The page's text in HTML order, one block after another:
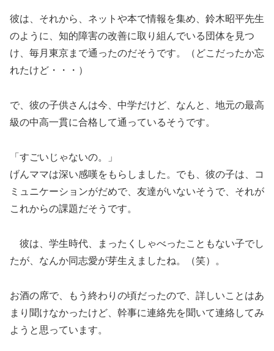
彼は、それから、ネットや本で情報を集め、鈴木昭平先生
のように、知的障害の改善に取り組んでいる団体を見つ
け、毎月東京まで通ったのだそうです。（どこだったか忘
れたけど・・・）
で、彼の子供さんは今、中学だけど、なんと、地元の最高
級の中高一貫に合格して通っているそうです。
「すごいじゃないの。」
げんママは深い感嘆をもらしました。でも、彼の子は、コ
ミュニケーションがだめで、友達がいないそうで、それが
これからの課題だそうです。
彼は、学生時代、まったくしゃべったこともない子でし
たが、なんか同志愛が芽生えましたね。（笑）。
お酒の席で、もう終わりの頃だったので、詳しいことはあ
まり聞けなかったけど、幹事に連絡先を聞いて連絡してみ
ようと思っています。